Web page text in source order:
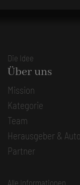
Die Idee
Über uns
Mission
Kategorie
Team
Herausgeber &
Partner
Alle Informationen